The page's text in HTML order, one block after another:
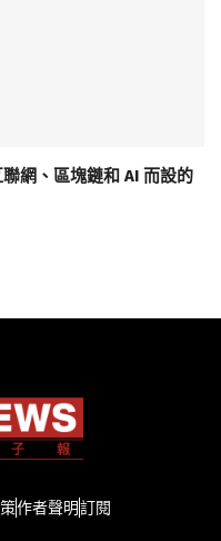
網、區塊鏈和 AI 而設的
作者聲明訂閱